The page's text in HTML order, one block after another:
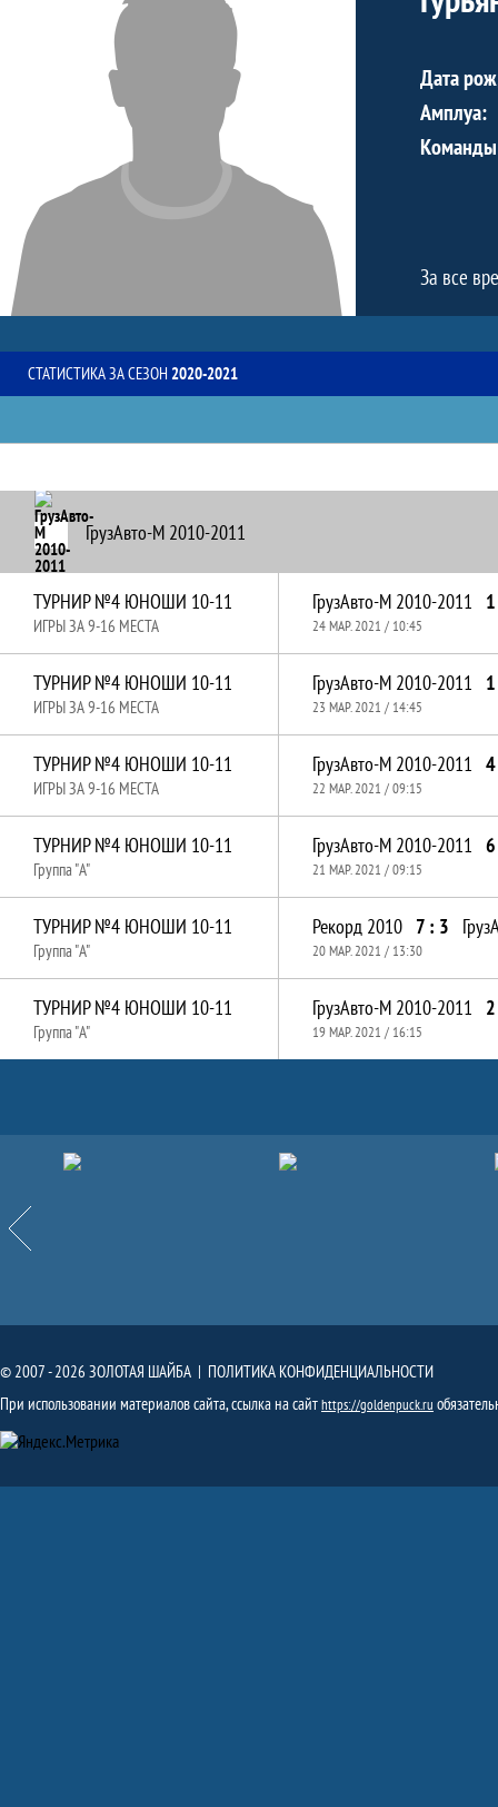
Дата
Амплуа:
За все
СТАТИСТИКА ЗА СЕЗОН 2020-2021
ГрузАвто-М 2010-2011
ТУРНИР №4 ЮНОШИ 10-11
ИГРЫ ЗА 9-16 МЕСТА
ГрузАвто-М 2010-2011
24 МАР. 2021 / 10:45
ТУРНИР №4 ЮНОШИ 10-11
ИГРЫ ЗА 9-16 МЕСТА
ГрузАвто-М 2010-2011
23 МАР. 2021 / 14:45
ТУРНИР №4 ЮНОШИ 10-11
ИГРЫ ЗА 9-16 МЕСТА
ГрузАвто-М 2010-2011
22 МАР. 2021 / 09:15
ТУРНИР №4 ЮНОШИ 10-11
Группа "A"
ГрузАвто-М 2010-2011
21 МАР. 2021 / 09:15
ТУРНИР №4 ЮНОШИ 10-11
Группа "A"
Рекорд 2010 7 : 3
20 МАР. 2021 / 13:30
ТУРНИР №4 ЮНОШИ 10-11
Группа "A"
ГрузАвто-М 2010-2011
19 МАР. 2021 / 16:15
Назад
Партнёры
© 2007 - 2026 ЗОЛОТАЯ ШАЙБА | ПОЛИТИКА КОНФИДЕНЦИАЛЬНОСТИ
При использовании материалов сайта, ссылка на сайтhttps://goldenpuck.ru